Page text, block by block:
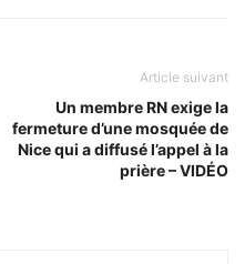
Article suivant
Un membre RN exige la
fermeture d’une mosquée de
Nice qui a diffusé l’appel à la
prière – VIDÉO